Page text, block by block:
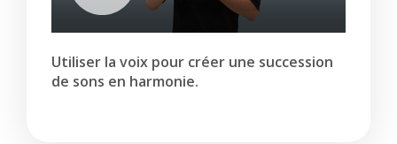
Utiliser la voix pour créer une succession
de sons en harmonie.